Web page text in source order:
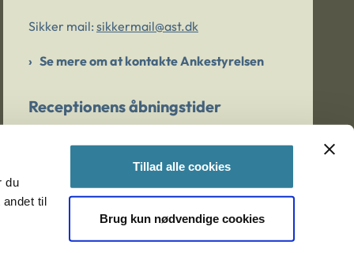
du
til
Tillad alle cookies
Brug kun nødvendige cookies
Sikker mail: sikkermail@ast.dk
Se mere om at kontakte Ankestyrelsen
Receptionens åbningstider
Er du bekymret for et barn/en ung?